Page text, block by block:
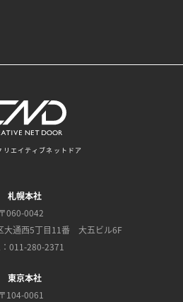
リエイティブネットドア
札幌本社
〒060-0042
大通西5丁目11番 大五ビル6F
011-280-2371
東京本社
〒104-0061